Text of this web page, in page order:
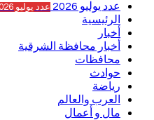
عدد يوليو 2026 عدد يوليو 2026
الرئيسية
أخبار
أخبار محافظة الشرقية
محافظات
حوادث
رياضة
العرب والعالم
مال و أعمال